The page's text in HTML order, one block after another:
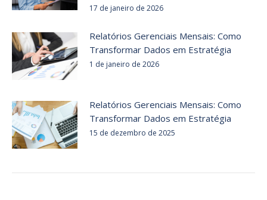
17 de janeiro de 2026
Relatórios Gerenciais Mensais: Como
Transformar Dados em Estratégia
1 de janeiro de 2026
Relatórios Gerenciais Mensais: Como
Transformar Dados em Estratégia
15 de dezembro de 2025